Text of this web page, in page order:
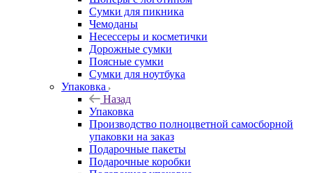
Сумки для пикника
Чемоданы
Несессеры и косметички
Дорожные сумки
Поясные сумки
Сумки для ноутбука
Упаковка
Назад
Упаковка
Производство полноцветной самосборной
упаковки на заказ
Подарочные пакеты
Подарочные коробки